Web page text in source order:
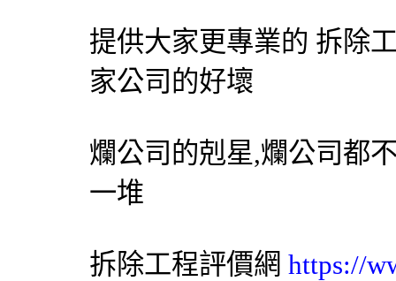
提供大家更專業的 拆除
家公司的好壞
爛公司的剋星,爛公司都
一堆
拆除工程評價網 https://